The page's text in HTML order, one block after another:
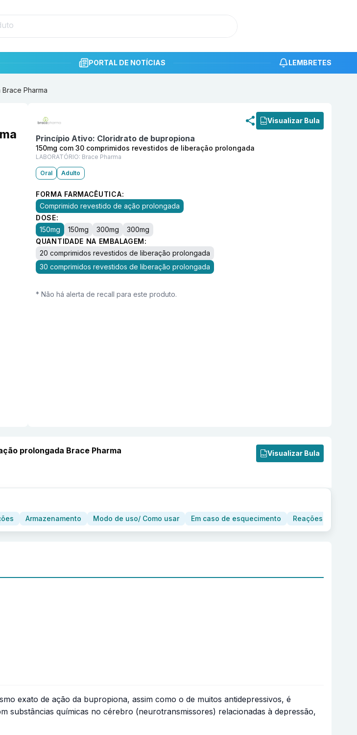
PORTAL DE NOTÍCIAS LEMBRETES
Pharma
Visualizar Bula
Princípio Ativo: Cloridrato de bupropiona
150mg com 30 comprimidos revestidos de liberação prolongada
LABORATÓRIO: Brace Pharma
Oral Adulto
FORMA FARMACÊUTICA:
Comprimido revestido de ação prolongada
DOSE:
150mg
150mg 300mg
300mg
QUANTIDADE NA EMBALAGEM:
20 comprimidos revestidos de liberação prolongada
30 comprimidos revestidos de liberação prolongada
* Não há alerta de recall para este produto.
prolongada Brace Pharma Visualizar Bula
Armazenamento Modo de uso/ Como usar Em caso de esquecimento Reações adversas
exato de ação da bupropiona, assim como o de muitos antidepressivos, é
substâncias químicas no cérebro (neurotransmissores) relacionadas à depressão,